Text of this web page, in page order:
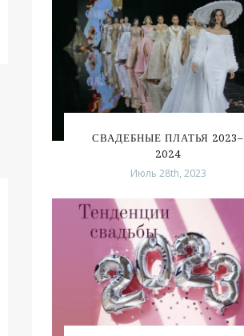
СВАДЕБНЫЕ ПЛАТЬЯ 2023–
2024
Июль 28th, 2023